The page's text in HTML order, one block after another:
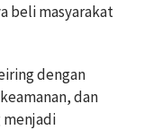
beli masyarakat
dengan
dan
menjadi